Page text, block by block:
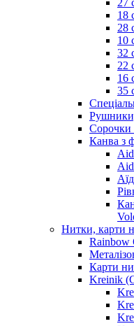
18
28
10
32
22
16
35
Сорочки
Канва з
Нитки, карти
Карти
Kreinik